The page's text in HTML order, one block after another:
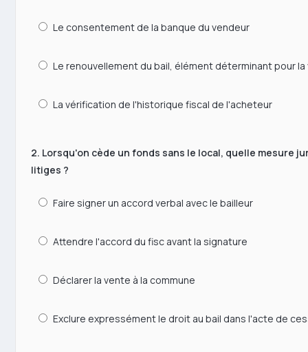
Le consentement de la banque du vendeur
Le renouvellement du bail, élément déterminant pour
La vérification de l'historique fiscal de l'acheteur
2. Lorsqu'on cède un fonds sans le local, quelle mesure
litiges ?
Faire signer un accord verbal avec le bailleur
Attendre l'accord du fisc avant la signature
Déclarer la vente à la commune
Exclure expressément le droit au bail dans l'acte de